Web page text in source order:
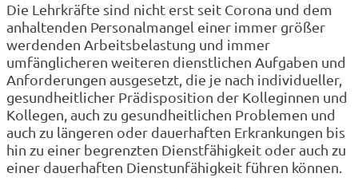
Die Lehrkräfte sind nicht erst seit Corona und dem
anhaltenden Personalmangel einer immer größer
werdenden Arbeitsbelastung und immer
umfänglicheren weiteren dienstlichen Aufgaben und
Anforderungen ausgesetzt, die je nach individueller,
gesundheitlicher Prädisposition der Kolleginnen und
Kollegen, auch zu gesundheitlichen Problemen und
auch zu längeren oder dauerhaften Erkrankungen bis
hin zu einer begrenzten Dienstfähigkeit oder auch zu
einer dauerhaften Dienstunfähigkeit führen können.